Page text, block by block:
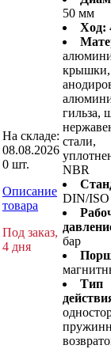
На складе:
08.08.2026
0 шт.
Описание
товара
Под заказ,
4 дня
50 мм
Ход:
крышки,
гильза,
стали,
NBR
DIN/ISO
бар
Тип